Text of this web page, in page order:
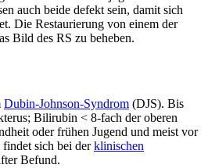
auch beide defekt sein, damit sich
Die Restaurierung von einem der
Bild des RS zu beheben.
Dubin-Johnson-Syndrom (DJS). Bis
Bilirubin < 8-fach der oberen
oder frühen Jugend und meist vor
sich bei derklinischen
Befund.